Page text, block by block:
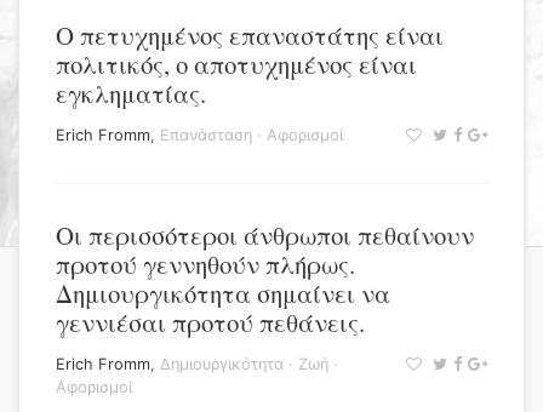
Ο πετυχημένος επαναστάτης είναι
πολιτικός, ο αποτυχημένος είναι
εγκληματίας.
Erich Fromm, Επανάσταση · Αφορισμοί
Οι περισσότεροι άνθρωποι πεθαίνουν
προτού γεννηθούν πλήρως.
Δημιουργικότητα σημαίνει να
γεννιέσαι προτού πεθάνεις.
Erich Fromm, Δημιουργικότητα · Ζωή ·
Αφορισμοί